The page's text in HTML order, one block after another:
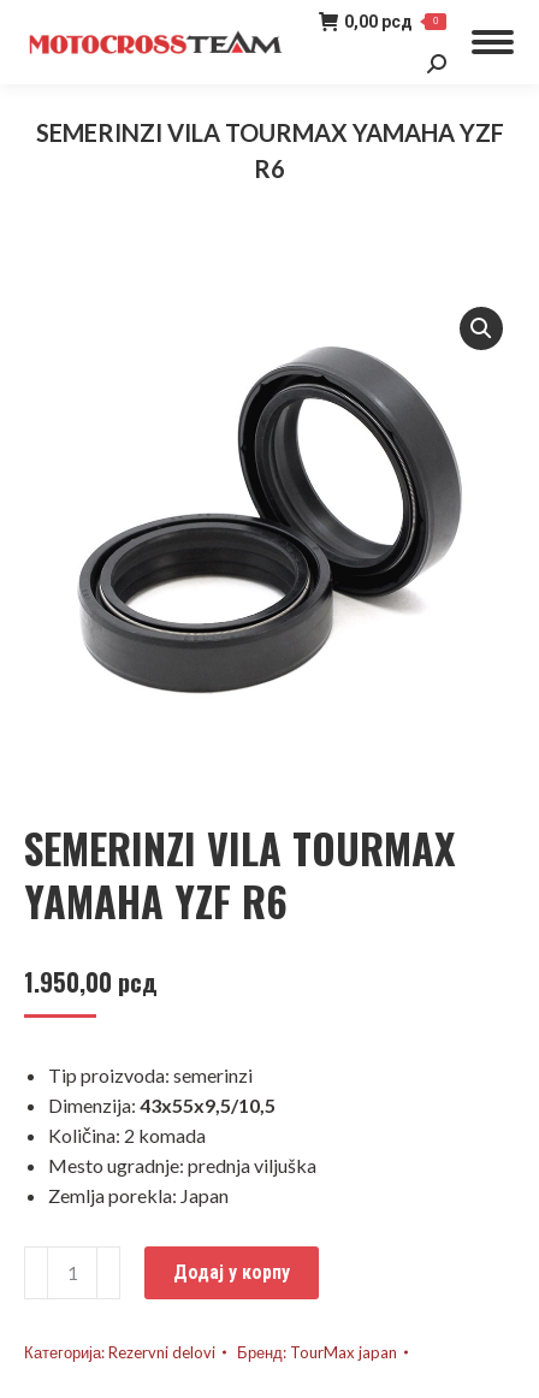
0,00 рсд 0
Search:
SEMERINZI VILA TOURMAX YAMAHA YZF
R6
SEMERINZI VILA TOURMAX
YAMAHA YZF R6
1.950,00 рсд
Tip proizvoda: semerinzi
Dimenzija: 43x55x9,5/10,5
Količina: 2 komada
Mesto ugradnje: prednja viljuška
Zemlja porekla: Japan
YAMAHA
Додај у корпу
Категорија:Rezervni delovi Бренд: TourMax japan